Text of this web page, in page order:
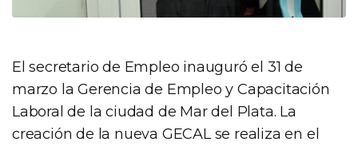
El secretario de Empleo inauguró el 31 de
marzo la Gerencia de Empleo y Capacitación
Laboral de la ciudad de Mar del Plata. La
creación de la nueva GECAL se realiza en el